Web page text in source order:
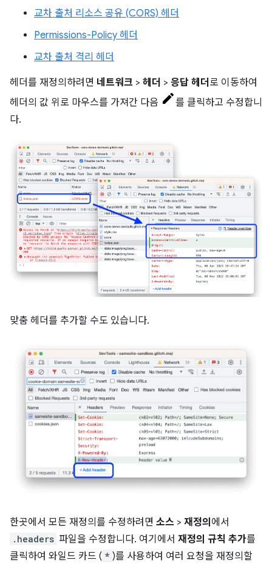
교차 출처 리소스 공유 (CORS) 헤더
Permissions-Policy 헤더
교차 출처 격리 헤더
헤더를 재정의하려면 네트워크 > 헤더 > 응답 헤더 로 이동하여
헤더의 값 위로 마우스를 가져간 다음
를 클릭하고 수정합니
다.
맞춤 헤더를 추가할 수도 있습니다.
한곳에서 모든 재정의를 수정하려면 소스 > 재정의 에서
.headers 파일을 수정합니다. 여기에서 재정의 규칙 추가를
클릭하여 와일드 카드 ( * )를 사용하여 여러 요청을 재정의할